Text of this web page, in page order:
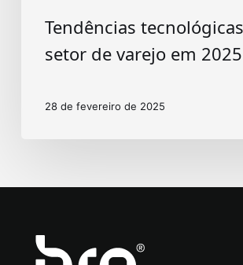
Tendências
setor de varejo em 2025
28 de fevereiro de 2025